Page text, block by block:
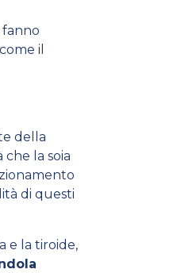
fanno
il
della
la soia
di questi
e la tiroide,